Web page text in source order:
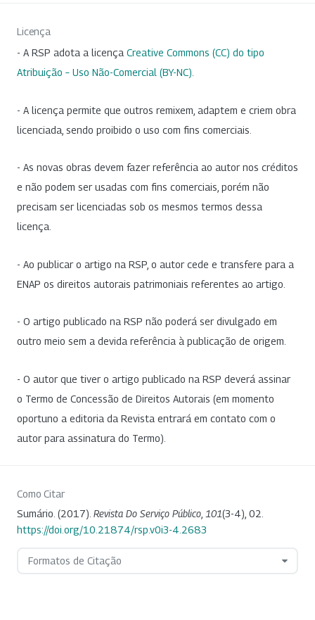
Licença
- A RSP adota a licença Creative Commons (CC) do tipo
Atribuição – Uso Não-Comercial (BY-NC)
- A licença permite que outros remixem, adaptem e criem obra
licenciada, sendo proibido o uso com fins comerciais.
- As novas obras devem fazer referência ao autor nos créditos
e não podem ser usadas com fins comerciais, porém não
precisam ser licenciadas sob os mesmos termos dessa
licença.
- Ao publicar o artigo na RSP, o autor cede e transfere para a
ENAP os direitos autorais patrimoniais referentes ao artigo.
- O artigo publicado na RSP não poderá ser divulgado em
outro meio sem a devida referência à publicação de origem.
- O autor que tiver o artigo publicado na RSP deverá assinar
o Termo de Concessão de Direitos Autorais (em momento
oportuno a editoria da Revista entrará em contato com o
autor para assinatura do Termo).
Como Citar
Sumário. (2017). Revista Do Serviço Público 101(3-4), 02.
https://doi.org/10.21874/rsp.v0i3-4.2683
Formatos de Citação